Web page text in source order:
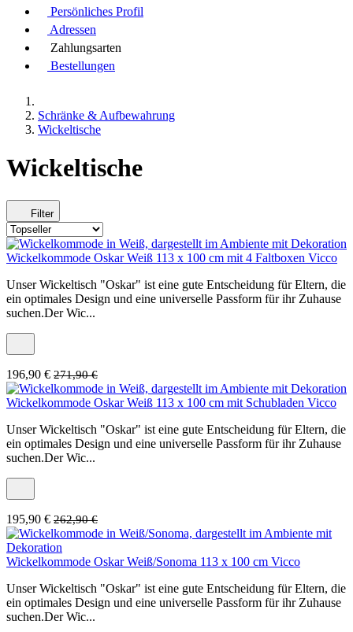
Persönliches Profil
Adressen
Zahlungsarten
Bestellungen
Schränke & Aufbewahrung
Wickeltische
Wickeltische
Filter
Wickelkommode Oskar Weiß 113 x 100 cm mit 4 Faltboxen Vicco
Unser Wickeltisch "Oskar" ist eine gute Entscheidung für Eltern, die
ein optimales Design und eine universelle Passform für ihr Zuhause
suchen.Der Wic...
196,90 € 271,90 €
Wickelkommode Oskar Weiß 113 x 100 cm mit Schubladen Vicco
Unser Wickeltisch "Oskar" ist eine gute Entscheidung für Eltern, die
ein optimales Design und eine universelle Passform für ihr Zuhause
suchen.Der Wic...
195,90 € 262,90 €
Wickelkommode Oskar Weiß/Sonoma 113 x 100 cm Vicco
Unser Wickeltisch "Oskar" ist eine gute Entscheidung für Eltern, die
ein optimales Design und eine universelle Passform für ihr Zuhause
suchen.Der Wic...